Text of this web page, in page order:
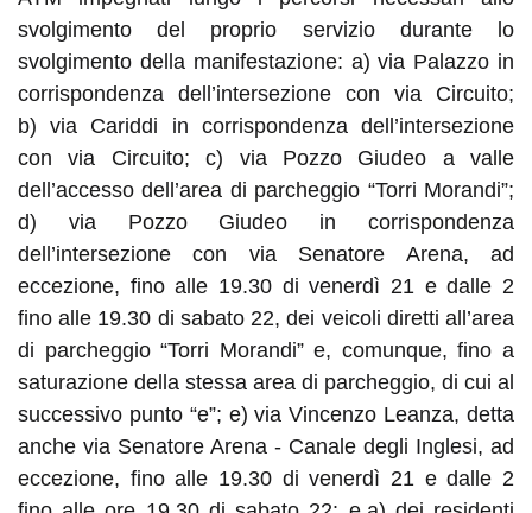
svolgimento del proprio servizio durante lo
svolgimento della manifestazione: a) via Palazzo in
corrispondenza dell’intersezione con via Circuito;
b) via Cariddi in corrispondenza dell’intersezione
con via Circuito; c) via Pozzo Giudeo a valle
dell’accesso dell’area di parcheggio “Torri Morandi”;
d) via Pozzo Giudeo in corrispondenza
dell’intersezione con via Senatore Arena, ad
eccezione, finoalle 19.30 divenerdì 21 edalle 2
fino alle 19.30 di sabato 22, dei veicoli diretti all’area
di parcheggio “Torri Morandi” e, comunque, fino a
saturazione della stessa area di parcheggio, di cui al
successivo punto “e”; e) via Vincenzo Leanza, detta
anche via Senatore Arena - Canale degli Inglesi, ad
eccezione, finoalle 19.30 divenerdì 21 e dalle 2